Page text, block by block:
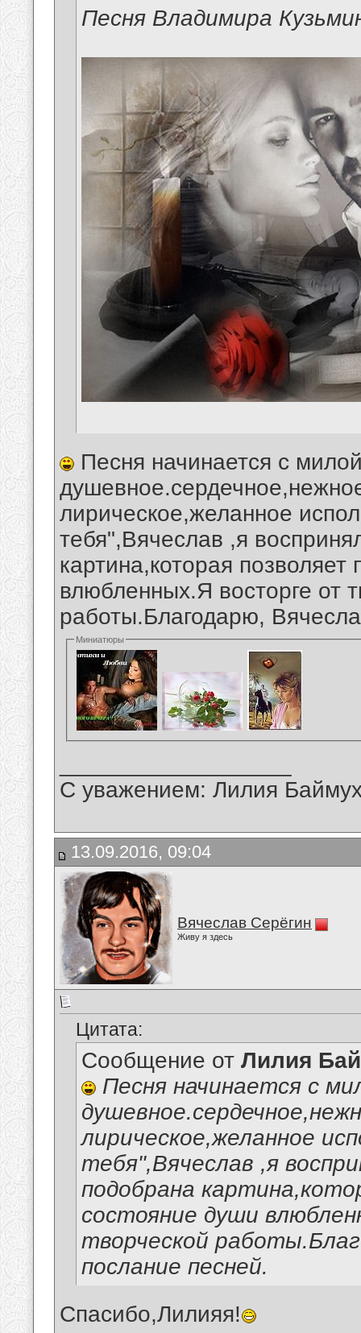
Песня Владимира
Песня начинается с
лирическое,желанное
тебя",Вячеслав ,я
картина,которая
влюбленных.Я восторге от
работы.Благодарю,
Миниатюры
С уважением: Лилия
13.09.2016, 09:04
Вячеслав Серёгин
Живу я здесь
Цитата:
Сообщение от Лилия
Песня начинается с
лирическое,желанное
тебя",Вячеслав ,я
подобрана
состояние души
творческой
послание песней.
Спасибо,Лилияя!